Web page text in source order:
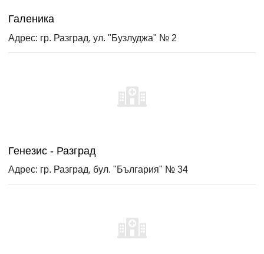
Галеника
Адрес: гр. Разград, ул. "Бузлуджа" № 2
Генезис - Разград
Адрес: гр. Разград, бул. "България" № 34